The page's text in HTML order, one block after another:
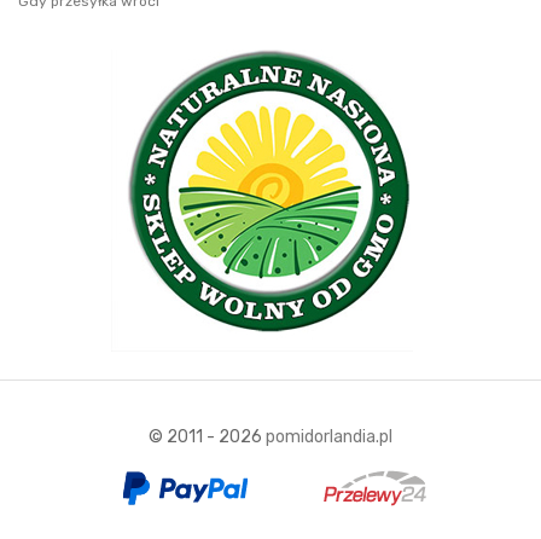
© 2011 - 2026 pomidorlandia.pl